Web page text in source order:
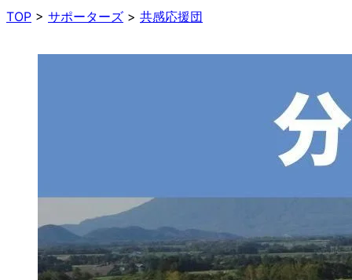
TOP > サポーターズ > 共感応援団